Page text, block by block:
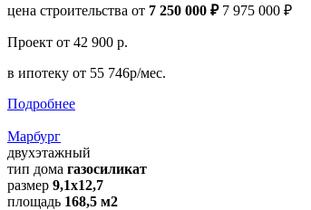
цена строительства от 7 250 000 ₽ 7 975 000 ₽
Проект от 42 900 р.
в ипотеку от 55 746р/мес.
Подробнее
Марбург
двухэтажный
тип дома газосиликат
размер 9,1х12,7
площадь 168,5 м2